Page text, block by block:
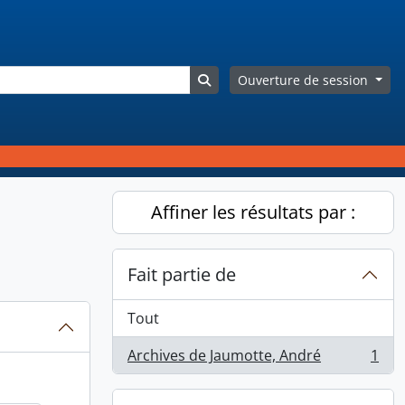
Search in browse page
Ouverture de session
Affiner les résultats par :
Fait partie de
Tout
Archives de Jaumotte, André
, 1 résultats 1